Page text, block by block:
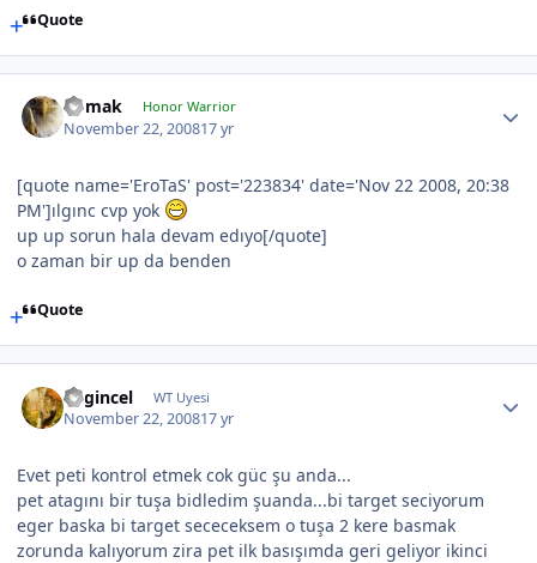
Quote
nomak Honor Warrior
November 22, 200817 yr
[quote name='EroTaS' post='223834' date='Nov 22 2008, 20:38
PM']ılgınc cvp yok
up up sorun hala devam edıyo[/quote]
o zaman bir up da benden
Quote
engincel WT Uyesi
November 22, 200817 yr
Evet peti kontrol etmek cok güc şu anda...
pet atagını bir tuşa bidledim şuanda...bi target seciyorum
eger baska bi target sececeksem o tuşa 2 kere basmak
zorunda kalıyorum zira pet ilk basışımda geri geliyor ikinci